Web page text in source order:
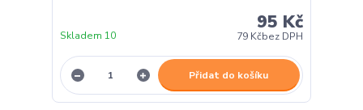
95 Kč
79 Kčbez DPH
Skladem 10
Přidat do košíku